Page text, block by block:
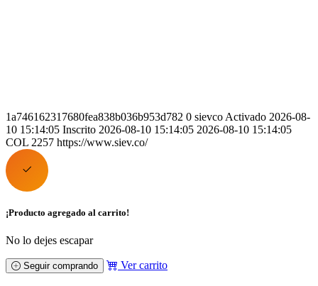
1a746162317680fea838b036b953d782 0 sievco Activado 2026-08-
10 15:14:05 Inscrito 2026-08-10 15:14:05 2026-08-10 15:14:05
COL 2257 https://www.siev.co/
¡Producto agregado al carrito!
No lo dejes escapar
Seguir comprando Ver carrito